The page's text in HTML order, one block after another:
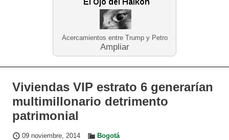
Acercamientos entre Trump y Petro
Ampliar
Educación Neira
Viviendas VIP estrato 6 generarían
multimillonario detrimento
patrimonial
09 noviembre, 2014 Bogotá